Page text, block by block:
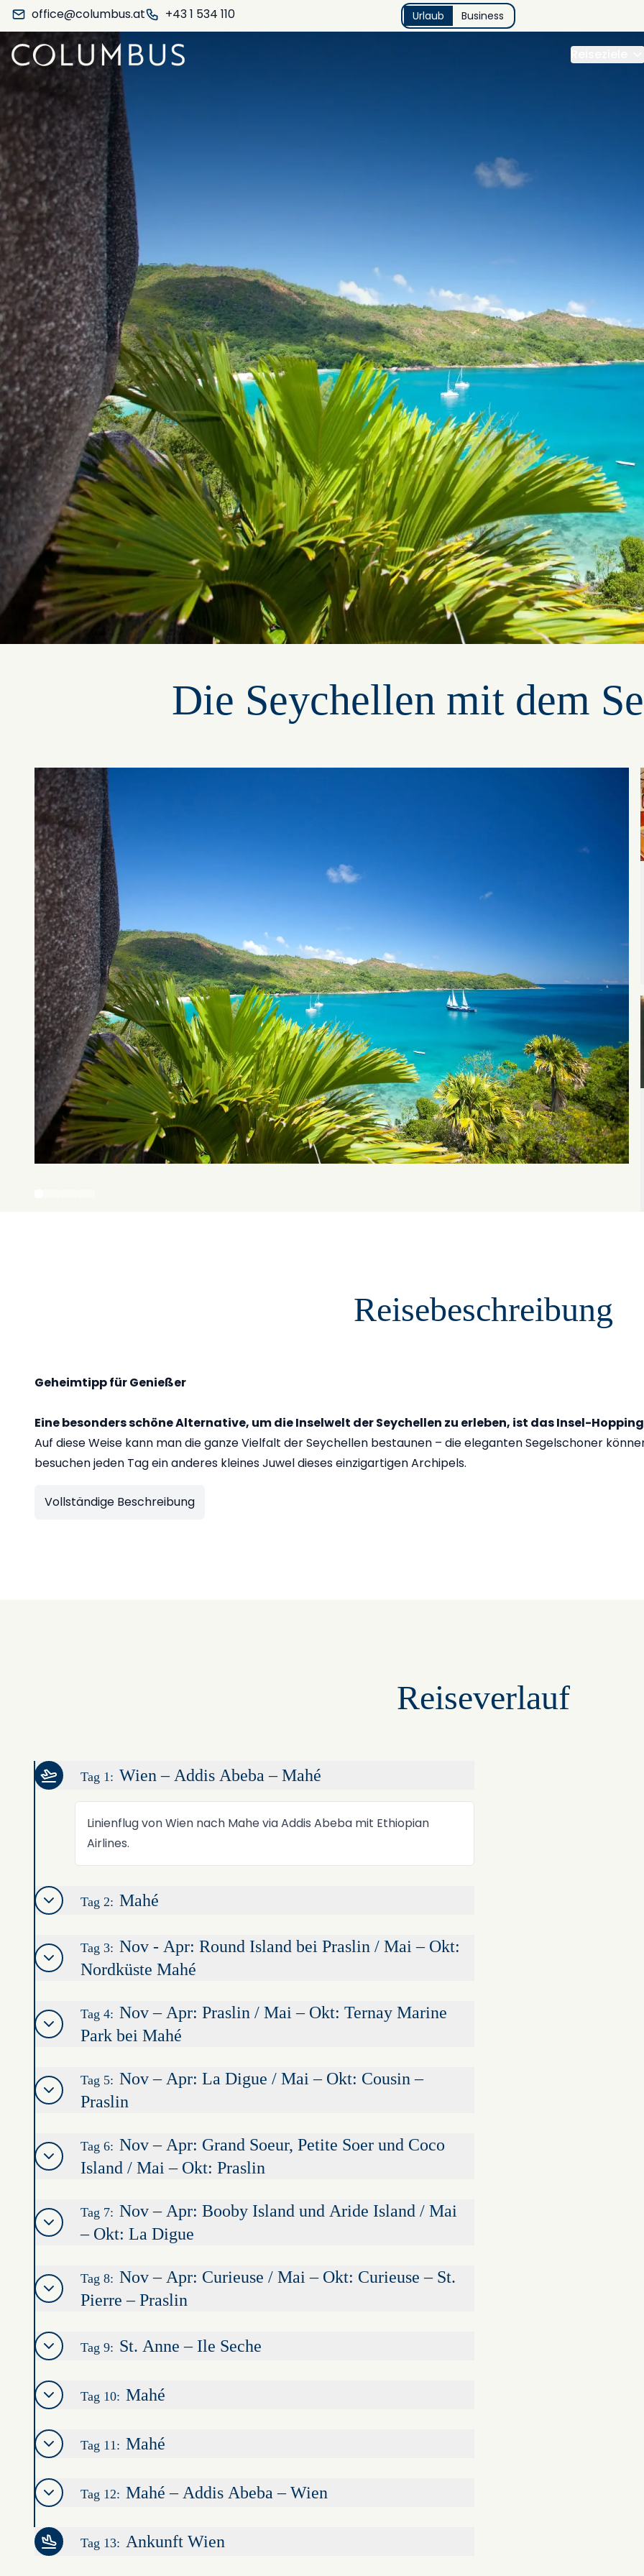
office@columbus.at +43 1 534 110 Urlaub Business
Die Seychellen mit dem
Reisebeschreibung
Geheimtipp für Genießer
Eine besonders schöne Alternative, um die Inselwelt der Seychellen zu erleben, ist das Insel-
Auf diese Weise kann man die ganze Vielfalt der Seychellen bestaunen – die eleganten Segelschoner
besuchen jeden Tag ein anderes kleines Juwel dieses einzigartigen Archipels.
Vollständige Beschreibung
Reiseverlauf
Tag 1: Wien – Addis Abeba – Mahé
Linienflug von Wien nach Mahe via Addis Abeba mit Ethiopian
Airlines.
Tag 2: Mahé
Tag 3: Nov - Apr: Round Island bei Praslin / Mai – Okt:
Nordküste Mahé
Tag 4: Nov – Apr: Praslin / Mai – Okt: Ternay Marine
Park bei Mahé
Tag 5: Nov – Apr: La Digue / Mai – Okt: Cousin –
Praslin
Tag 6: Nov – Apr: Grand Soeur, Petite Soer und Coco
Island / Mai – Okt: Praslin
Tag 7: Nov – Apr: Booby Island und Aride Island / Mai
– Okt: La Digue
Tag 8: Nov – Apr: Curieuse / Mai – Okt: Curieuse – St.
Pierre – Praslin
Tag 9: St. Anne – Ile Seche
Tag 10: Mahé
Tag 11: Mahé
Tag 12: Mahé – Addis Abeba – Wien
Tag 13: Ankunft Wien